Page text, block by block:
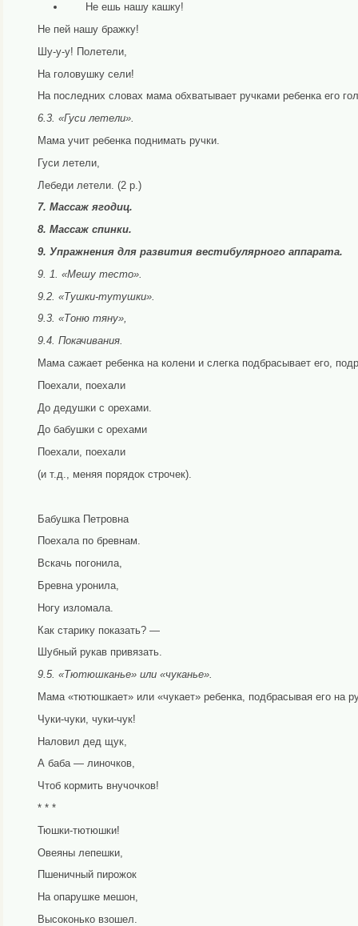
Не ешь нашу кашку!
Не пей нашу бражку!
Шу-у-у! Полетели,
На головушку сели!
На последних словах мама обхватывает ручками ребенка его
6.3. «Гуси летели».
Мама учит ребенка поднимать ручки.
Гуси летели,
Лебеди летели. (2 р.)
7. Массаж ягодиц.
8. Массаж спинки.
9. Упражнения для развития вестибулярного аппарата.
9. 1. «Мешу тесто».
9.2. «Тушки-тутушки».
9.3. «Тоню тяну»,
9.4. Покачивания.
Мама сажает ребенка на колени и слегка подбрасывает его,
Поехали, поехали
До дедушки с орехами.
До бабушки с орехами
Поехали, поехали
(и т.д., меняя порядок строчек).
Бабушка Петровна
Поехала по бревнам.
Вскачь погонила,
Бревна уронила,
Ногу изломала.
Как старику показать? —
Шубный рукав привязать.
9.5. «Тютюшканье» или «чуканье».
Мама «тютюшкает» или «чукает» ребенка, подбрасывая его на
Чуки-чуки, чуки-чук!
Наловил дед щук,
А баба — линочков,
Чтоб кормить внучочков!
* * *
Тюшки-тютюшки!
Овеяны лепешки,
Пшеничный пирожок
На опарушке мешон,
Высоконько взошел.